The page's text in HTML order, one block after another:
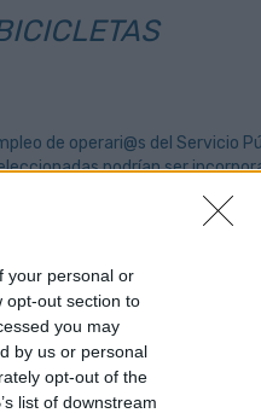
your personal or
opt-out section to
you may
by us or personal
opt-out of the
list of downstream
de operari@s del Servicio
podrían ser